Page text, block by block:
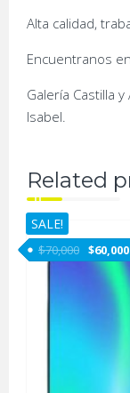
Alta calidad,
Encuentranos
Galería Castilla
Isabel.
Related
SALE!
$70,000 $60,000